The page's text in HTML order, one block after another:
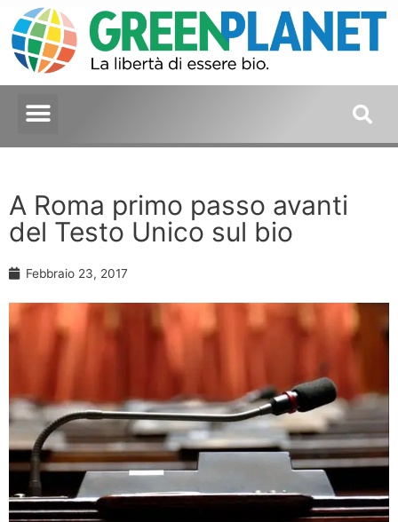
A Roma primo passo avanti
del Testo Unico sul bio
Febbraio 23, 2017